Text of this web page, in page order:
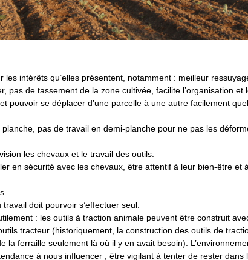
les intérêts qu’elles présentent, notamment : meilleur
pas de tassement de la zone cultivée, facilite l’organisation et
pouvoir se déplacer d’une parcelle à une autre facilement
pas de travail en demi-planche pour ne pas les
les chevaux et le travail des outils.
en sécurité avec les chevaux, être attentif à leur bien-être et
doit pourvoir s’effectuer seul.
: les outils à traction animale peuvent être construit
tracteur (historiquement, la construction des outils de
la ferraille seulement là où il y en avait besoin).
à nous influencer ; être vigilant à tenter de rester dans